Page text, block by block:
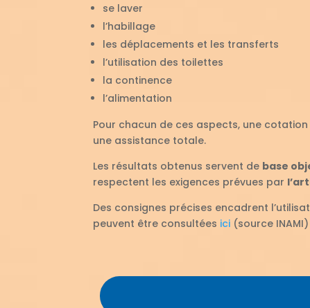
se laver
l’habillage
les déplacements et les transferts
l’utilisation des toilettes
la continence
l’alimentation
Pour chacun de ces aspects, une
une assistance totale.
Les résultats obtenus servent de base
respectent les exigences prévues par
Des consignes précises encadrent
peuvent être consultées ici (source INAMI)